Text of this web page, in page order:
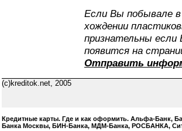
Если Вы побывале
хождении
признательны
появится на
Отправить
(c)kreditok.net, 2005
Кредитные карты. Где и как оформить. Альфа-Банк,
Банка Москвы, БИН-Банка, МДМ-Банка, РОСБАНКА,